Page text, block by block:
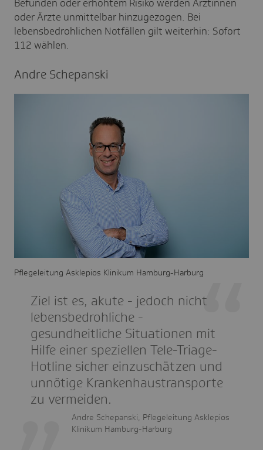
Befunden oder erhöhtem Risiko werden Ärztinnen
oder Ärzte unmittelbar hinzugezogen. Bei
lebensbedrohlichen Notfällen gilt weiterhin: Sofort
112 wählen.
Andre Sche­panski
Pflegeleitung Asklepios Klinikum Hamburg-Harburg
Ziel ist es, akute - jedoch nicht
lebensbedrohliche -
gesundheitliche Situationen mit
Hilfe einer speziellen Tele-Triage-
Hotline sicher einzuschätzen und
unnötige Krankenhaustransporte
zu vermeiden.
Andre Schepanski, Pflegeleitung Asklepios
Klinikum Hamburg-Harburg